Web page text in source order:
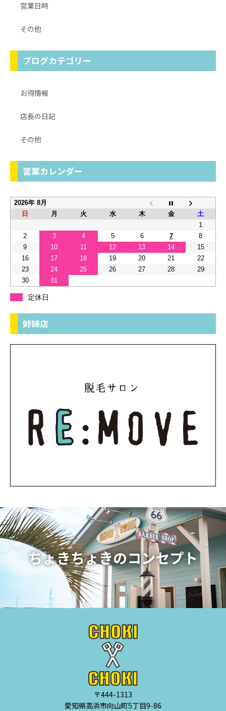
営業日時
その他
ブログカテゴリー
お得情報
店長の日記
その他
営業カレンダー
2026年 8月
日
月 火 水 木 金
土
1
2
3 4 5 6 7
8
9
10 11 12 13 14
15
16
17 18 19 20 21
22
23
24 25 26 27 28
29
30
31
定休日
姉妹店
ちょきちょきのコンセプト
〒444-1313
愛知県高浜市向山町5丁目9-86